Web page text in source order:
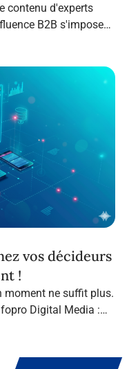
contenu d'experts
B2B s'impose
qui
vos décideurs
!
moment ne suffit plus.
Digital Media :
navigation, quel que